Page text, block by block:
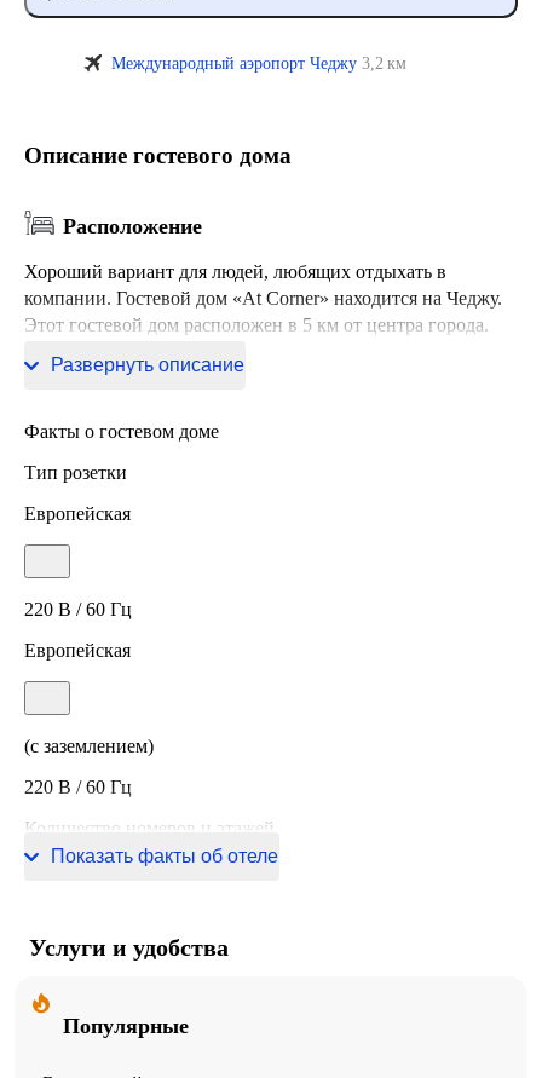
Международный аэропорт Чеджу 3,2 км
Описание гостевого дома
Расположение
Хороший вариант для людей, любящих отдыхать в
компании. Гостевой дом «At Corner» находится на Чеджу.
Этот гостевой дом расположен в 5 км от центра города.
Развернуть описание
Факты о гостевом доме
Тип розетки
Европейская
220 В / 60 Гц
Европейская
(с заземлением)
220 В / 60 Гц
Количество номеров и этажей
10 номеров, 2 этажа
Показать факты об отеле
Услуги и удобства
Популярные